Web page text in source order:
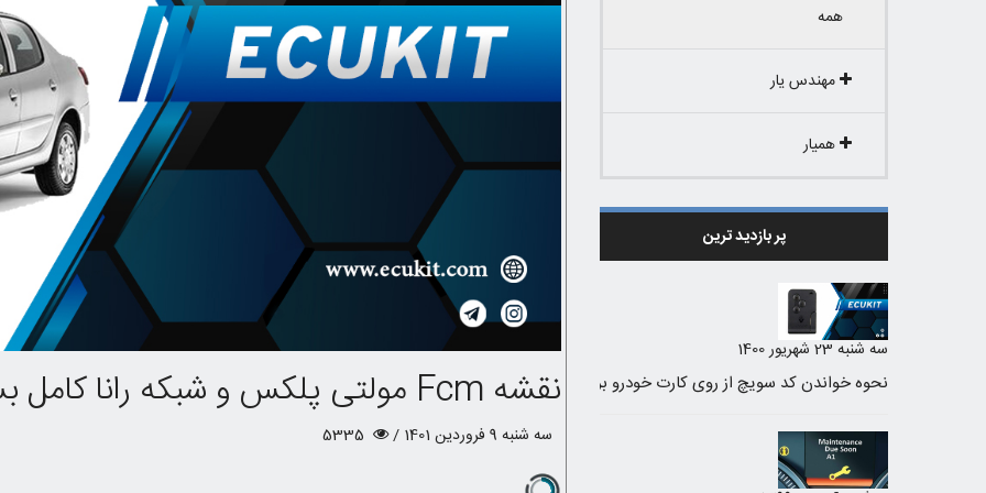
همه
مهندس یار
همیار
پر بازدید ترین
سه شنبه 23 شهریور 1400
نحوه خواندن کد سویچ از روی کارت خودرو برای محصولات ایران خودرو و سایپا نقشه Fcm مولتی پلکس و شبکه رانا کامل بسیا ر کاربردی
سه شنبه 9 فروردین 1401 /